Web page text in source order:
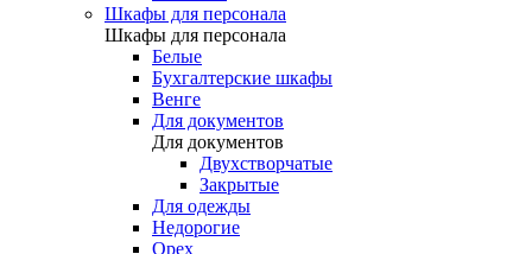
Шкафы для персонала
Шкафы для персонала
Белые
Бухгалтерские шкафы
Венге
Для документов
Для документов
Двухстворчатые
Закрытые
Для одежды
Недорогие
Орех